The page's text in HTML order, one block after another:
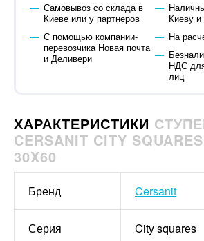
Самовывоз со склада в
Киеве или у партнеров
С помощью компании-
перевозчика Новая почта
и Деливери
Киеву и
На
НДС
лиц
ХАРАКТЕРИСТИКИ
CERSANIT CITY
30X60
Бренд Cersanit
Серия City squares